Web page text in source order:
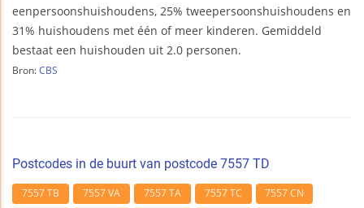
eenpersoonshuishoudens, 25% tweepersoonshuishoudens en
31% huishoudens met één of meer kinderen. Gemiddeld
bestaat een huishouden uit 2.0 personen.
Bron: CBS
Postcodes in de buurt van postcode 7557 TD
7557 TB 7557 VA 7557 TA 7557 TC
7557 CN